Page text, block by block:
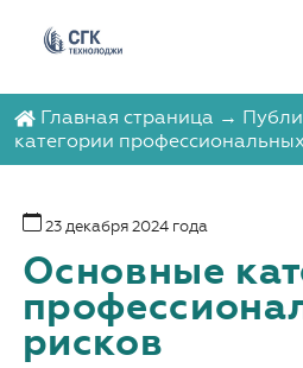
Главная страница →
категории
23 декабря 2024 года
Основные
рисков